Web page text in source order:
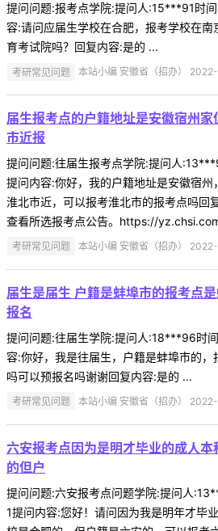
提问问题:报考点学院:提问人:15***91时
容:请问应届生学校在合肥，报考学校在
育考试院吗？回复内容:是的 ...
考研常见问题 本站小编 安徽省（招办）
届生报考点的户籍地址是安徽宿州
市近报
提问问题:往届生报考点学院:提问人
提问内容:你好，我的户籍地址是安徽宿
淮北市近，可以报考淮北市的报考点吗回
查看所选报考点公告。https://
考研常见问题 本站小编 安徽省（招办）
届生是届生 户籍是蚌埠市的报考点
报名
提问问题:往届生学院:提问人:18***96时
容:你好，我是往届生，户籍是蚌埠市的
吗可以预报名吗谢谢回复内容:是的 ...
考研常见问题 本站小编 安徽省（招办）
六安报考点因为是明才毕业的成人
的但户
提问问题:六安报考点问题学院:提问人
1提问内容:您好！请问因为我是明年才毕